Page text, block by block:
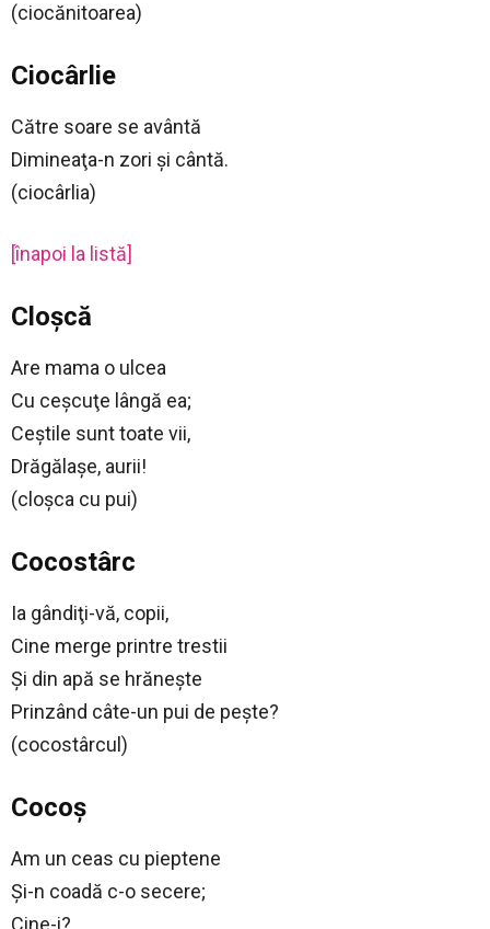
(ciocănitoarea)
Ciocârlie
Către soare se avântă
Dimineaţa-n zori şi cântă.
(ciocârlia)
[înapoi la listă]
Cloşcă
Are mama o ulcea
Cu ceşcuţe lângă ea;
Ceştile sunt toate vii,
Drăgălaşe, aurii!
(cloşca cu pui)
Cocostârc
Ia gândiţi-vă, copii,
Cine merge printre trestii
Şi din apă se hrăneşte
Prinzând câte-un pui de peşte?
(cocostârcul)
Cocoș
Am un ceas cu pieptene
Şi-n coadă c-o secere;
Cine-i?